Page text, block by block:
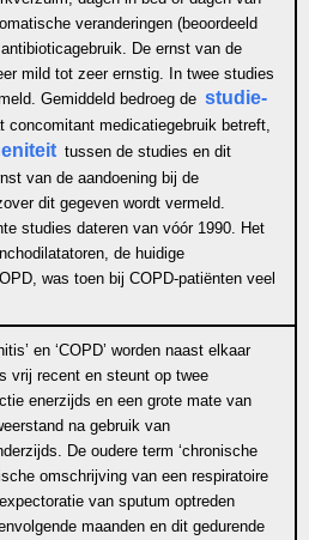
veranderingen (beoordeeld
De ernst van de
mild tot zeer ernstig. In twee studies
Gemiddeld bedroeg de studie-
concomitant medicatiegebruik betreft,
tussen de studies en dit
van de aandoening bij de
dit gegeven wordt vermeld.
studies dateren van vóór 1990. Het
de huidige
was toen bij COPD-patiënten veel
en ‘COPD’ worden naast elkaar
vrij recent en steunt op twee
enerzijds en een grote mate van
na gebruik van
De oudere term ‘chronische
omschrijving van een respiratoire
van sputum optreden
maanden en dit gedurende